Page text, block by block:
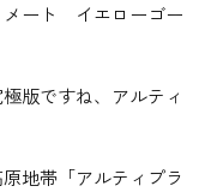
ート イエローゴー
版ですね、アルティ
地帯「アルティプラ